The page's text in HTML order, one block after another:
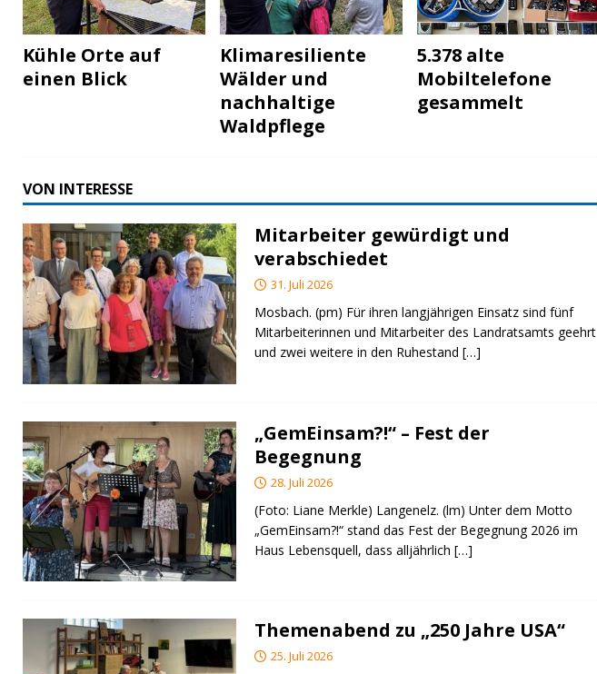
Kühle Orte auf
einen Blick
Klimaresiliente
Wälder und
nachhaltige
Waldpflege
5.378 alte
Mobiltelefone
gesammelt
VON INTERESSE
Mitarbeiter gewürdigt und
verabschiedet
31. Juli 2026
Mosbach. (pm) Für ihren langjährigen Einsatz sind fünf
Mitarbeiterinnen und Mitarbeiter des Landratsamts geehrt
und zwei weitere in den Ruhestand […]
„GemEinsam?!“ – Fest der
Begegnung
28. Juli 2026
(Foto: Liane Merkle) Langenelz. (lm) Unter dem Motto
„GemEinsam?!“ stand das Fest der Begegnung 2026 im
Haus Lebensquell, dass alljährlich […]
Themenabend zu „250 Jahre USA“
25. Juli 2026